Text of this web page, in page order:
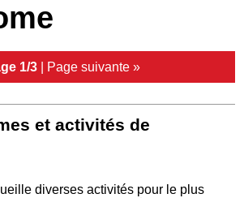
1/3| Page suivante »
et activités de
diverses activités pour le plus